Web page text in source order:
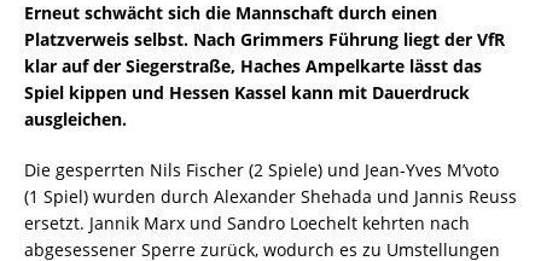
Erneut schwächt sich die Mannschaft durch einen
Platzverweis selbst. Nach Grimmers Führung liegt der VfR
klar auf der Siegerstraße, Haches Ampelkarte lässt das
Spiel kippen und Hessen Kassel kann mit Dauerdruck
ausgleichen.
Die gesperrten Nils Fischer (2 Spiele) und Jean-Yves M’voto
(1 Spiel) wurden durch Alexander Shehada und Jannis Reuss
ersetzt. Jannik Marx und Sandro Loechelt kehrten nach
abgesessener Sperre zurück, wodurch es zu Umstellungen